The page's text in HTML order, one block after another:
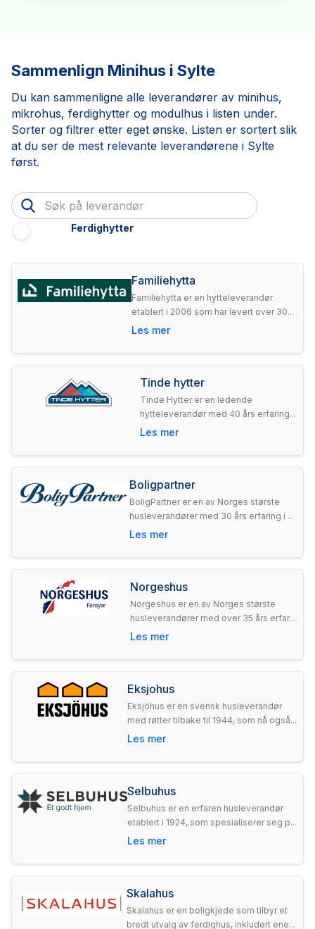
Sammenlign Minihus i Sylte
Du kan sammenligne alle leverandører av minihus,
mikrohus, ferdighytter og modulhus i listen under.
Sorter og filtrer etter eget ønske. Listen er sortert slik
at du ser de mest relevante leverandørene i Sylte
først.
Ferdighytter
Familiehytta
Familiehytta er en hytteleverandør
etablert i 2006 som har levert over 30...
Les mer
Tinde hytter
Tinde Hytter er en ledende
hytteleverandør med 40 års erfaring...
Les mer
Boligpartner
BoligPartner er en av Norges største
husleverandører med 30 års erfaring i ...
Les mer
Norgeshus
Norgeshus er en av Norges største
husleverandører med over 35 års erfar...
Les mer
Eksjohus
Eksjöhus er en svensk husleverandør
med røtter tilbake til 1944, som nå også...
Les mer
Selbuhus
Selbuhus er en erfaren husleverandør
etablert i 1924, som spesialiserer seg p...
Les mer
Skalahus
Skalahus er en boligkjede som tilbyr et
bredt utvalg av ferdighus, inkludert ene...